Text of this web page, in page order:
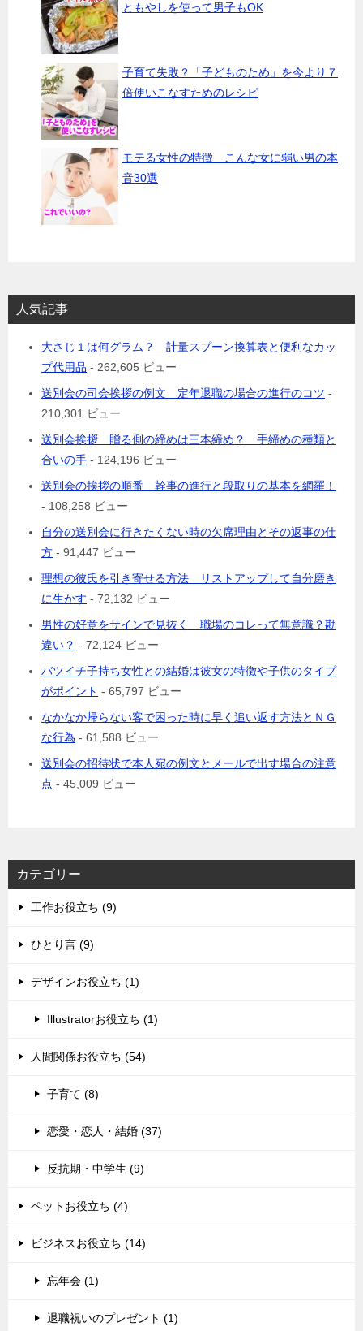
ともやしを使って男子もOK
子育て失敗？「子どものため」を今より７
倍使いこなすためのレシピ
モテる女性の特徴 こんな女に弱い男の本
音30選
人気記事
大さじ１は何グラム？ 計量スプーン換算表と便利なカッ
プ代用品 - 262,605 ビュー
送別会の司会挨拶の例文 定年退職の場合の進行のコツ -
210,301 ビュー
送別会挨拶 贈る側の締めは三本締め？ 手締めの種類と
合いの手 - 124,196 ビュー
送別会の挨拶の順番 幹事の進行と段取りの基本を網羅！
- 108,258 ビュー
自分の送別会に行きたくない時の欠席理由とその返事の仕
方 - 91,447 ビュー
理想の彼氏を引き寄せる方法 リストアップして自分磨き
に生かす - 72,132 ビュー
男性の好意をサインで見抜く 職場のコレって無意識？勘
違い？ - 72,124 ビュー
バツイチ子持ち女性との結婚は彼女の特徴や子供のタイプ
がポイント - 65,797 ビュー
なかなか帰らない客で困った時に早く追い返す方法とＮＧ
な行為 - 61,588 ビュー
送別会の招待状で本人宛の例文とメールで出す場合の注意
点 - 45,009 ビュー
カテゴリー
工作お役立ち (9)
ひとり言 (9)
デザインお役立ち (1)
Illustratorお役立ち (1)
人間関係お役立ち (54)
子育て (8)
恋愛・恋人・結婚 (37)
反抗期・中学生 (9)
ペットお役立ち (4)
ビジネスお役立ち (14)
忘年会 (1)
退職祝いのプレゼント (1)